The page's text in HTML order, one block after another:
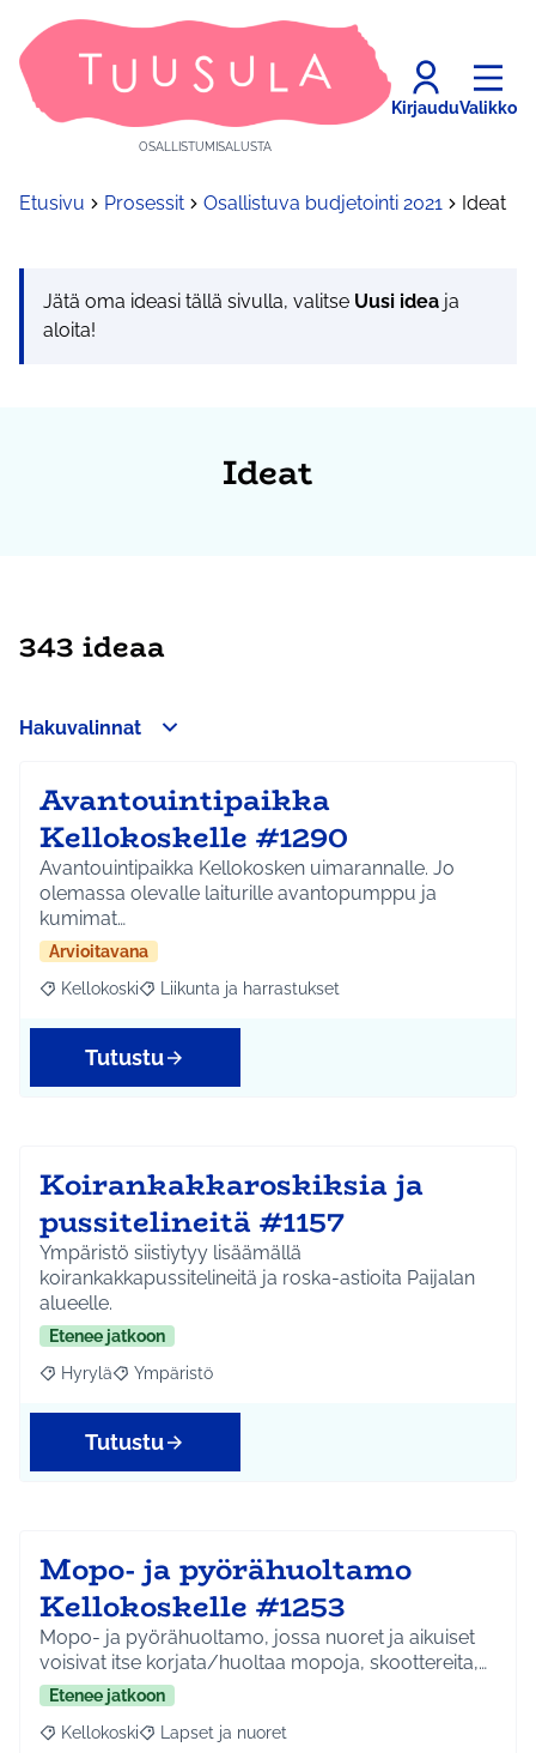
OSALLISTUMISALUSTA
KirjauduValikko
Etusivu Prosessit Osallistuva budjetointi 2021 Ideat
Jätä oma ideasi tällä sivulla, valitse Uusi idea ja
aloita!
Ideat
343 ideaa
Hakuvalinnat
Avantouintipaikka
Kellokoskelle #1290
Avantouintipaikka Kellokosken uimarannalle. Jo
olemassa olevalle laiturille avantopumppu ja
kumimat…
Arvioitavana
Rajaa tulokset aihepiirin mukaan: Kellokoski
Kellokoski Rajaa tulokset teeman mukaan: Liikunta ja
Liikunta ja harrastukset
Tutustu
Koirankakkaroskiksia ja
pussitelineitä #1157
Ympäristö siistiytyy lisäämällä
koirankakkapussitelineitä ja roska-astioita Paijalan
alueelle.
Etenee jatkoon
Rajaa tulokset aihepiirin mukaan: Hyrylä
Hyrylä Rajaa tulokset teeman mukaan: Ympäristö
Ympäristö
Tutustu
Mopo- ja pyörähuoltamo
Kellokoskelle #1253
Mopo- ja pyörähuoltamo, jossa nuoret ja aikuiset
voisivat itse korjata/huoltaa mopoja, skoottereita,…
Etenee jatkoon
Rajaa tulokset aihepiirin mukaan: Kellokoski
Kellokoski Rajaa tulokset teeman mukaan: Lapset ja nuoret
Lapset ja nuoret